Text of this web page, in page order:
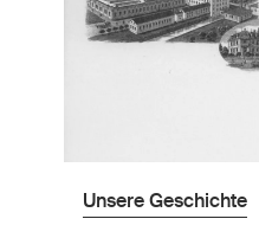
Unsere Geschichte